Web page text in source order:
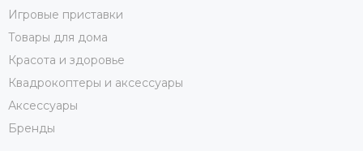
Игровые приставки
Товары для дома
Красота и здоровье
Квадрокоптеры и аксессуары
Аксессуары
Бренды